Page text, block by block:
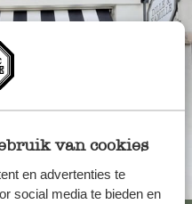
van cookies
en advertenties te
social media te bieden en